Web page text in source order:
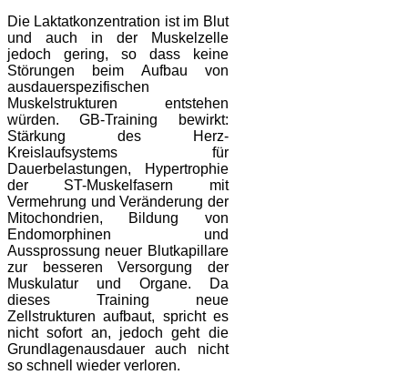
Die Laktatkonzentration ist im Blut
und auch in der Muskelzelle
jedoch gering, so dass keine
Störungen beim Aufbau von
ausdauerspezifischen
Muskelstrukturen entstehen
würden. GB-Training bewirkt:
Stärkung des Herz-
Kreislaufsystems für
Dauerbelastungen, Hypertrophie
der ST-Muskelfasern mit
Vermehrung und Veränderung der
Mitochondrien, Bildung von
Endomorphinen und
Aussprossung neuer Blutkapillare
zur besseren Versorgung der
Muskulatur und Organe. Da
dieses Training neue
Zellstrukturen aufbaut, spricht es
nicht sofort an, jedoch geht die
Grundlagenausdauer auch nicht
so schnell wieder verloren.